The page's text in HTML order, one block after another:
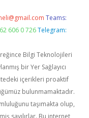
Teams:
606 0 726 Telegram:
Bilgi Teknolojileri
bir Yer Sağlayıcı
içerikleri proaktif
bulunmamaktadır.
taşımakta olup,
sayılırlar. Bu internet